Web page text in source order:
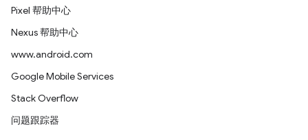
Pixel 帮助中心
Nexus 帮助中心
www.android.com
Google Mobile Services
Stack Overflow
问题跟踪器